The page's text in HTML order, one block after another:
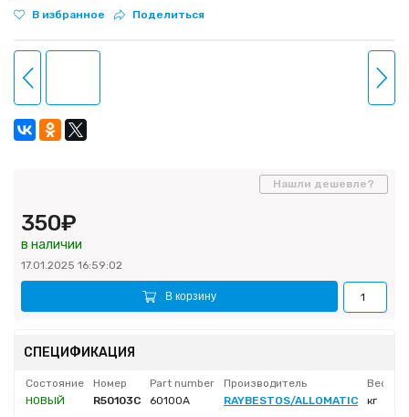
В избранное Поделиться
350₽
в наличии
17.01.2025 16:59:02
В корзину
Нашли дешевле?
СПЕЦИФИКАЦИЯ
Состояние Номер Part number Производитель
Вес
НОВЫЙ
R50103C 60100A RAYBESTOS/ALLOMATIC кг